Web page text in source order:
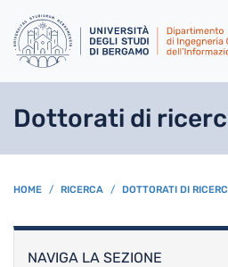
Dottorati di
BREADCRUMB
HOME RICERCA DOTTORATI DI
NAVIGA LA SEZIONE